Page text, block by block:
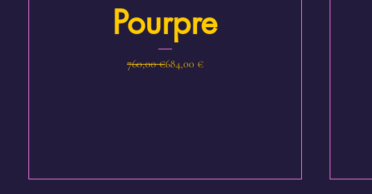
Pourpre
Prix original
760,00 €Prix promotionnel
684,00 €